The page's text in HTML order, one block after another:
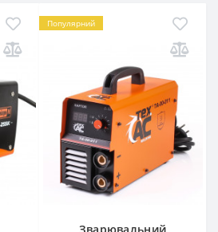
Популярний
Зварювальний